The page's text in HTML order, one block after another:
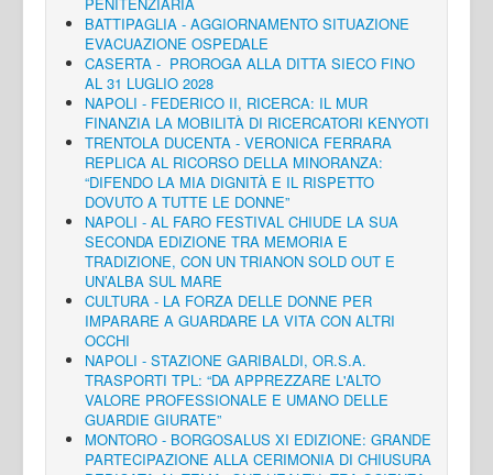
BATTIPAGLIA - AGGIORNAMENTO SITUAZIONE
EVACUAZIONE OSPEDALE
CASERTA - PROROGA ALLA DITTA SIECO FINO
AL 31 LUGLIO 2028
NAPOLI - FEDERICO II, RICERCA: IL MUR
FINANZIA LA MOBILITÀ DI RICERCATORI KENYOTI
TRENTOLA DUCENTA - VERONICA FERRARA
REPLICA AL RICORSO DELLA MINORANZA:
“DIFENDO LA MIA DIGNITÀ E IL RISPETTO
DOVUTO A TUTTE LE DONNE”
NAPOLI - AL FARO FESTIVAL CHIUDE LA SUA
SECONDA EDIZIONE TRA MEMORIA E
TRADIZIONE, CON UN TRIANON SOLD OUT E
UN’ALBA SUL MARE
CULTURA - LA FORZA DELLE DONNE PER
IMPARARE A GUARDARE LA VITA CON ALTRI
OCCHI
NAPOLI - STAZIONE GARIBALDI, OR.S.A.
TRASPORTI TPL: “DA APPREZZARE L'ALTO
VALORE PROFESSIONALE E UMANO DELLE
GUARDIE GIURATE”
MONTORO - BORGOSALUS XI EDIZIONE: GRANDE
PARTECIPAZIONE ALLA CERIMONIA DI CHIUSURA